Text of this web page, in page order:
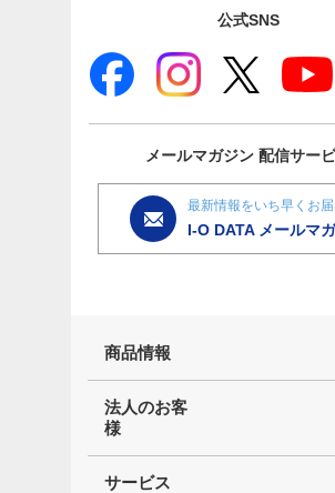
公式SNS
メールマガジン 配信サー
最新情報をいち早くお届
I-O DATA メールマ
商品情報
法人のお客
様
サービス